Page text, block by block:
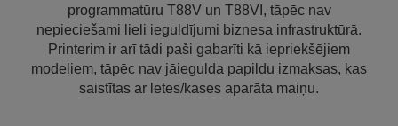
programmatūru T88V un T88VI, tāpēc nav
nepieciešami lieli ieguldījumi biznesa infrastruktūrā.
Printerim ir arī tādi paši gabarīti kā iepriekšējiem
modeļiem, tāpēc nav jāiegulda papildu izmaksas, kas
saistītas ar letes/kases aparāta maiņu.